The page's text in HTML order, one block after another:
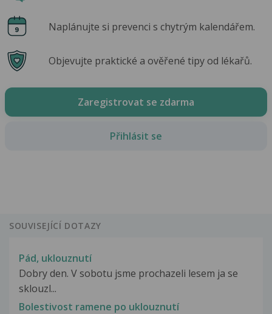
Naplánujte si prevenci s chytrým kalendářem.
Objevujte praktické a ověřené tipy od lékařů.
Zaregistrovat se zdarma
Přihlásit se
SOUVISEJÍCÍ DOTAZY
Pád, uklouznutí
Dobry den. V sobotu jsme prochazeli lesem ja se
sklouzl...
Bolestivost ramene po uklouznutí